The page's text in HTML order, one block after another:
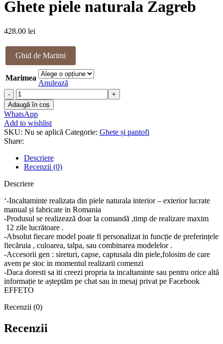
fost:
468.00 lei.
428.00 lei.
Ghete piele naturala Zagreb
428.00 lei
Ghid de Marimi
Marimea
Anulează
Cantitate
Ghete
piele
naturala
Zagreb
Adaugă în coș
WhatsApp
Add to wishlist
SKU: Nu se aplică Categorie: Ghete și pantofi
Share:
Descriere
Recenzii (0)
Descriere
‘-Incaltaminte realizata din piele naturala interior – exterior lucrate
manual și fabricate in Romania
-Produsul se realizează doar la comandă ,timp de realizare maxim
12 zile lucrătoare .
-Absolut fiecare model poate fi personalizat in funcție de preferințele
fiecăruia , culoarea, talpa, sau combinarea modelelor .
-Accesorii gen : sireturi, capse, captusala din piele,folosim de care
avem pe stoc in momentul realizarii comenzi
-Daca doresti sa iti creezi propria ta incaltaminte sau pentru orice altă
informație te așteptăm pe chat sau in mesaj privat pe Facebook
EFFETO
Recenzii (0)
Recenzii